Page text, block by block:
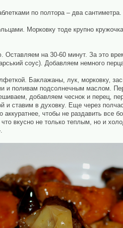
по полтора – два сантиметра.
Морковку тоде крупно
на 30-60 минут. За это
соус). Добавляем немного
Баклажаны, лук, морковку,
и поливам подсолнечным маслом.
добавляем чеснок и перец,
и ставим в духовку. Еще через
аккуратнее, чтобы не раздавить
вкусно не только теплым, но и